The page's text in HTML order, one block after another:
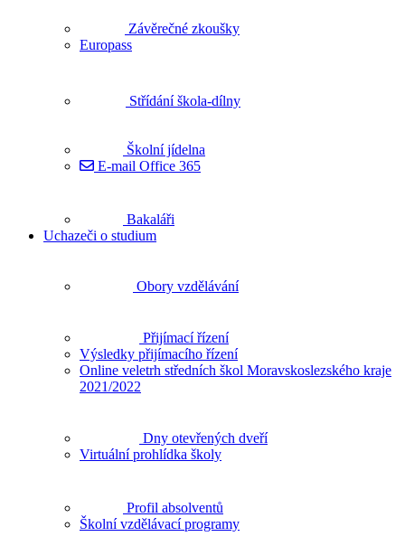
Závěrečné zkoušky
Europass
Střídání škola-dílny
Školní jídelna
E-mail Office 365
Bakaláři
Uchazeči o studium
Obory vzdělávání
Přijímací řízení
Výsledky přijímacího řízení
Online veletrh středních škol Moravskoslezského kraje
2021/2022
Dny otevřených dveří
Virtuální prohlídka školy
Profil absolventů
Školní vzdělávací programy